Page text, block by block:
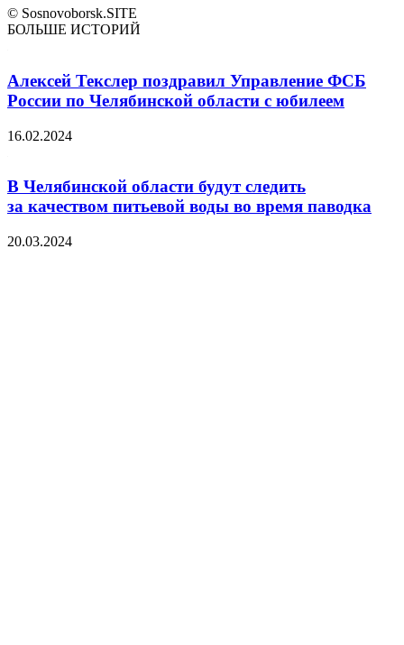
© Sosnovoborsk.SITE
БОЛЬШЕ ИСТОРИЙ
Алексей Текслер поздравил Управление ФСБ
России по Челябинской области с юбилеем
16.02.2024
В Челябинской области будут следить
за качеством питьевой воды во время паводка
20.03.2024